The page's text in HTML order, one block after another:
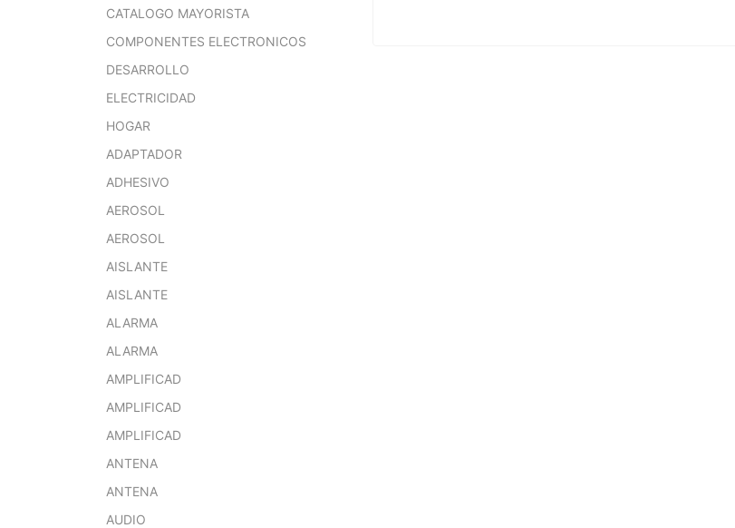
CATALOGO MAYORISTA
COMPONENTES ELECTRONICOS
DESARROLLO
ELECTRICIDAD
HOGAR
ADAPTADOR
ADHESIVO
AEROSOL
AEROSOL
AISLANTE
AISLANTE
ALARMA
ALARMA
AMPLIFICAD
AMPLIFICAD
AMPLIFICAD
ANTENA
ANTENA
AUDIO